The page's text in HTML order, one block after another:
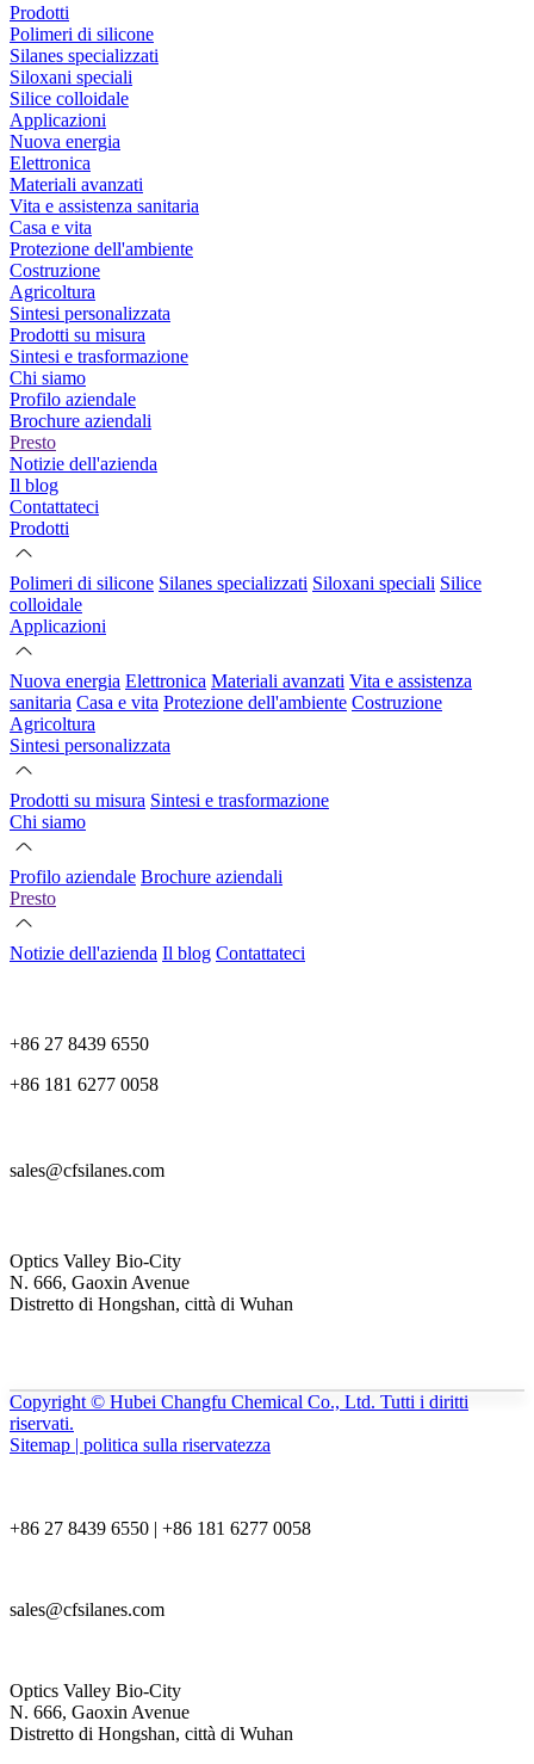
Prodotti
Polimeri di silicone
Silanes specializzati
Siloxani speciali
Silice colloidale
Applicazioni
Nuova energia
Elettronica
Materiali avanzati
Vita e assistenza sanitaria
Casa e vita
Protezione dell'ambiente
Costruzione
Agricoltura
Sintesi personalizzata
Prodotti su misura
Sintesi e trasformazione
Chi siamo
Profilo aziendale
Brochure aziendali
Presto
Notizie dell'azienda
Il blog
Contattateci
Prodotti
Polimeri di silicone Silanes specializzati Siloxani speciali Silice
colloidale
Applicazioni
Nuova energia Elettronica Materiali avanzati Vita e assistenza
sanitaria Casa e vita Protezione dell'ambiente Costruzione
Agricoltura
Sintesi personalizzata
Prodotti su misura Sintesi e trasformazione
Chi siamo
Profilo aziendale Brochure aziendali
Presto
Notizie dell'azienda Il blog Contattateci
+86 27 8439 6550
+86 181 6277 0058
sales@cfsilanes.com
Optics Valley Bio-City
N. 666, Gaoxin Avenue
Distretto di Hongshan, città di Wuhan
Copyright © Hubei Changfu Chemical Co., Ltd. Tutti i diritti
riservati.
Sitemap | politica sulla riservatezza
+86 27 8439 6550 | +86 181 6277 0058
sales@cfsilanes.com
Optics Valley Bio-City
N. 666, Gaoxin Avenue
Distretto di Hongshan, città di Wuhan